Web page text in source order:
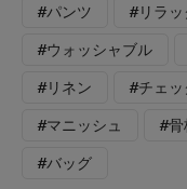
#パンツ #リラッ
#ウォッシャブル
#リネン #チェッ
#マニッシュ #骨
#バッグ